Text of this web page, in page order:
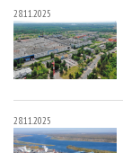
28.11.2025
28.11.2025